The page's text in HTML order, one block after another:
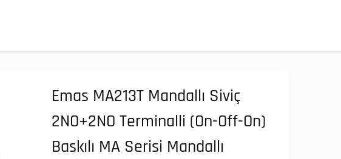
Emas MA213T Mandallı Siviç
2NO+2NO Terminalli (On-Off-On)
Baskılı MA Serisi Mandallı